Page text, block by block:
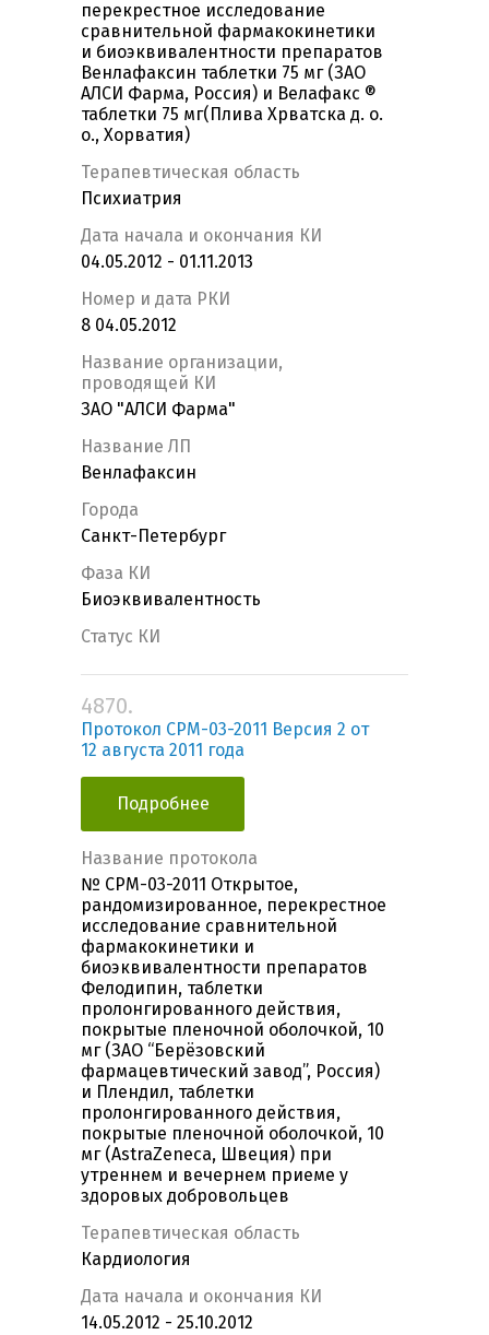
перекрестное исследование
сравнительной фармакокинетики
и биоэквивалентности препаратов
Венлафаксин таблетки 75 мг (ЗАО
АЛСИ Фарма, Россия) и Велафакс ®
таблетки 75 мг(Плива Хрватска д. о.
о., Хорватия)
Терапевтическая область
Психиатрия
Дата начала и окончания КИ
04.05.2012 - 01.11.2013
Номер и дата РКИ
8 04.05.2012
Название организации,
проводящей КИ
ЗАО "АЛСИ Фарма"
Название ЛП
Венлафаксин
Города
Санкт-Петербург
Фаза КИ
Биоэквивалентность
Статус КИ
4870.
Протокол CPM-03-2011 Версия 2 от
12 августа 2011 года
Подробнее
Название протокола
№ CPM-03-2011 Открытое,
рандомизированное, перекрестное
исследование сравнительной
фармакокинетики и
биоэквивалентности препаратов
Фелодипин, таблетки
пролонгированного действия,
покрытые пленочной оболочкой, 10
мг (ЗАО “Берёзовский
фармацевтический завод”, Россия)
и Плендил, таблетки
пролонгированного действия,
покрытые пленочной оболочкой, 10
мг (AstraZeneca, Швеция) при
утреннем и вечернем приеме у
здоровых добровольцев
Терапевтическая область
Кардиология
Дата начала и окончания КИ
14.05.2012 - 25.10.2012